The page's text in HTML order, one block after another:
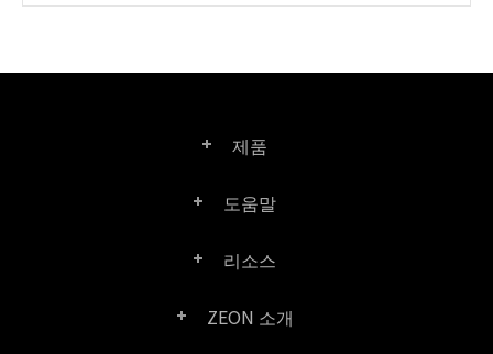
제품
Right PDF Pro
도움말
FAQ
리소스
제품/라이선스 비교
ZEON 소개